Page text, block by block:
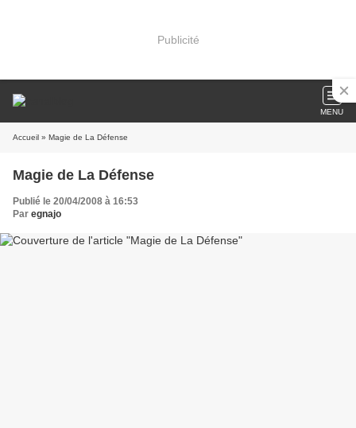
Publicité
MENU
Accueil » Magie de La Défense
Magie de La Défense
Publié le 20/04/2008 à 16:53
Par egnajo